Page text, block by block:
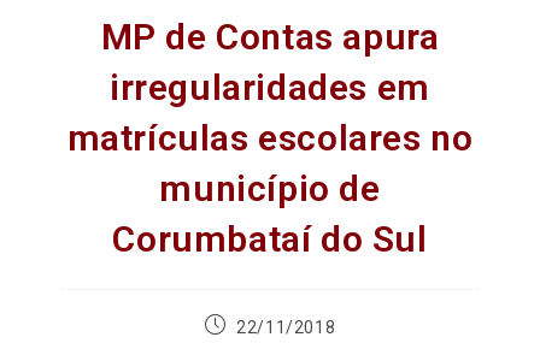
MP de Contas apura
irregularidades em
matrículas escolares no
município de
Corumbataí do Sul
22/11/2018